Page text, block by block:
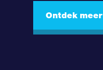
Ontdek meer